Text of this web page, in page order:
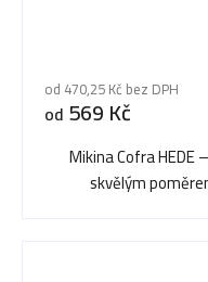
od 470,25 Kč bez DPH
od 569 Kč
Mikina Cofra HEDE
skvělým